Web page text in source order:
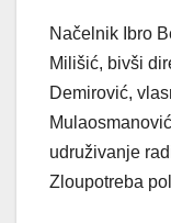
Načelnik Ibro
Milišić, bivši
Demirović,
udruživanje
Zloupotreba